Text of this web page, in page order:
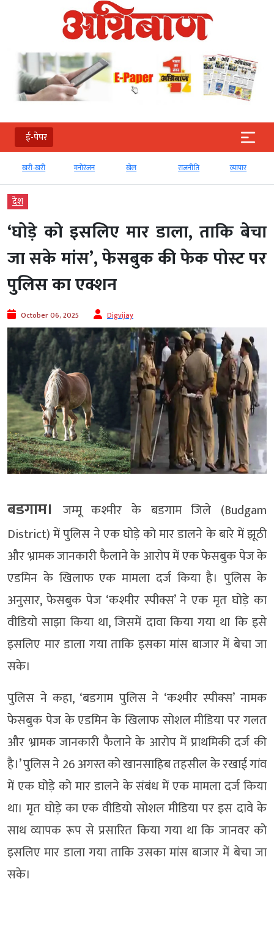
ई-पेपर
खरी-खरी मनोरंजन खेल राजनीति व्‍यापार
देश
‘घोड़े को इसलिए मार डाला, ताकि बेचा
जा सके मांस’, फेसबुक की फेक पोस्ट पर
पुलिस का एक्शन
October 06, 2025 Digvijay
बडगाम। जम्मू कश्मीर के बडगाम जिले (Budgam
District) में पुलिस ने एक घोड़े को मार डालने के बारे में झूठी
और भ्रामक जानकारी फैलाने के आरोप में एक फेसबुक पेज के
एडमिन के खिलाफ एक मामला दर्ज किया है। पुलिस के
अनुसार, फेसबुक पेज ‘कश्मीर स्पीक्स’ ने एक मृत घोड़े का
वीडियो साझा किया था, जिसमें दावा किया गया था कि इसे
इसलिए मार डाला गया ताकि इसका मांस बाजार में बेचा जा
सके।
पुलिस ने कहा, ‘बडगाम पुलिस ने ‘कश्मीर स्पीक्स’ नामक
फेसबुक पेज के एडमिन के खिलाफ सोशल मीडिया पर गलत
और भ्रामक जानकारी फैलाने के आरोप में प्राथमिकी दर्ज की
है।’ पुलिस ने 26 अगस्त को खानसाहिब तहसील के रखाई गांव
में एक घोड़े को मार डालने के संबंध में एक मामला दर्ज किया
था। मृत घोड़े का एक वीडियो सोशल मीडिया पर इस दावे के
साथ व्यापक रूप से प्रसारित किया गया था कि जानवर को
इसलिए मार डाला गया ताकि उसका मांस बाजार में बेचा जा
सके।